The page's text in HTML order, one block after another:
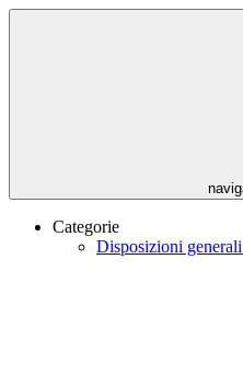
Categorie
Disposizioni generali